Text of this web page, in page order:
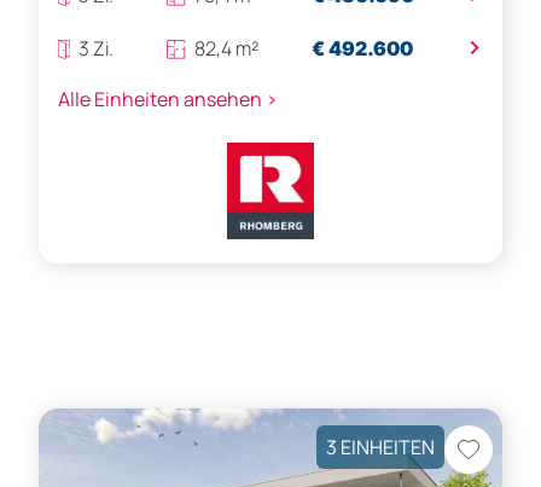
3 Zi. 82,4 m² € 492.600 >
Alle Einheiten ansehen >
3 EINHEITEN